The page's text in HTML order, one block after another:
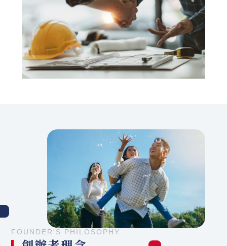
FOUNDER'S PHILOSOPHY